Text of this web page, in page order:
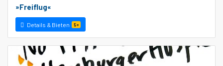
»Freiflug«
Details & Bieten 5+